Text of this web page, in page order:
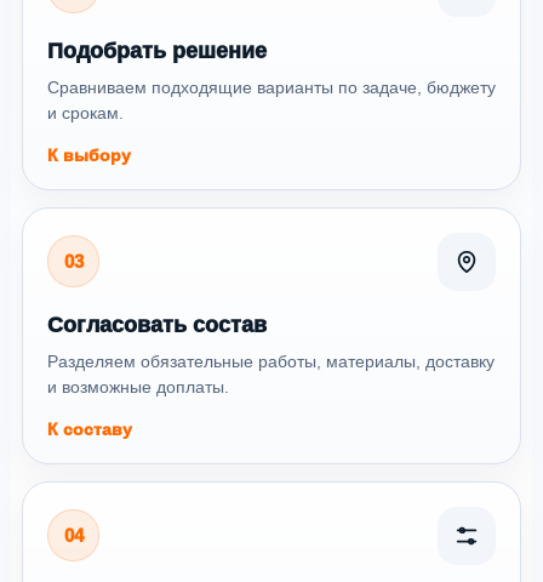
Подобрать решение
Сравниваем подходящие варианты по задаче, бюджету
и срокам.
К выбору
03
Согласовать состав
Разделяем обязательные работы, материалы, доставку
и возможные доплаты.
К составу
04